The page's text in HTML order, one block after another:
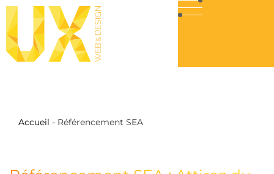
Accueil - Référencement SEA